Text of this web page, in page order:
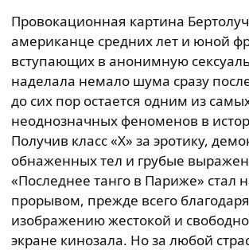
Провокационная картина
американце средних лет и юной
вступающих в анонимную
наделала немало шума сразу
до сих пор остается одним из
неоднозначных феноменов в
Получив класс «X» за эротику,
обнаженных тел и грубые
«Последнее танго в Париже» стал
прорывом, прежде всего
изображению жестокой и
экране кинозала. Но за любой